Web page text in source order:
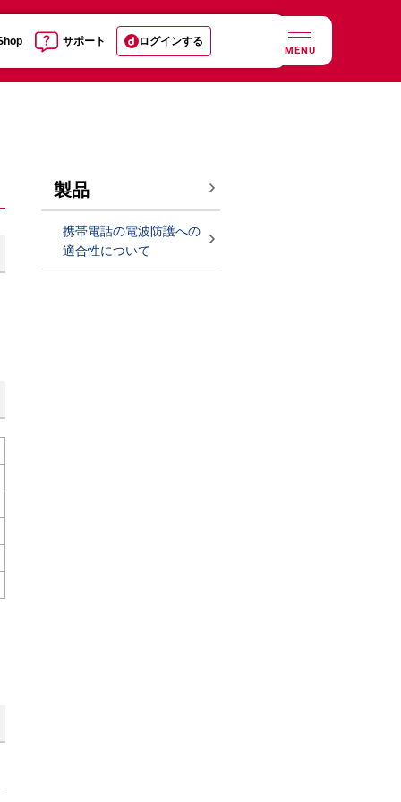
サポート ログインする
MENU
製品
携帯電話の電波防護への
適合性について